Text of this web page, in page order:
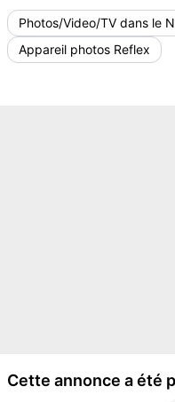
Photos/Video/TV dans le
Appareil photos Reflex
Cette annonce a été